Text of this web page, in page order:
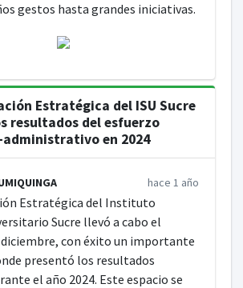
gestos hasta grandes iniciativas.
Estratégica del ISU Sucre
resultados del esfuerzo
en 2024
hace 1 año
Estratégica del Instituto
Sucre llevó a cabo el
diciembre, con éxito un importante
presentó los resultados
el año 2024. Este espacio se